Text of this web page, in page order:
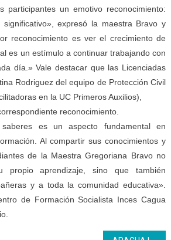
participantes un emotivo reconocimiento:
expresó la maestra Bravo y
reconocimiento es ver el crecimiento de
es un estímulo a continuar trabajando con
día.» Vale destacar que las Licenciadas
Rodriguez del equipo de Protección Civil
en la UC Primeros Auxilios),
reconocimiento.
es un aspecto fundamental en
Al compartir sus conocimientos y
de la Maestra Gregoriana Bravo no
propio aprendizaje, sino que también
y a toda la comunidad educativa».
de Formación Socialista Inces Cagua